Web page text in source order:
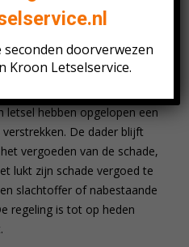
te maken en
kan treden in de loop van
is opgericht om
letsel hebben opgelopen een
De dader blijft
vergoeden van de schade,
lukt zijn schade vergoed te
slachtoffer of nabestaande
regeling is tot op heden
doorverwezen
Kroon Letselservice.